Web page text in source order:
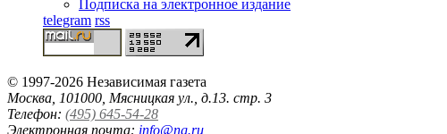
Подписка на электронное издание
telegram rss
© 1997-2026 Независимая газета
Москва, 101000, Мясницкая ул., д.13. стр. 3
Телефон: (495) 645-54-28
Электронная почта: info@ng.ru